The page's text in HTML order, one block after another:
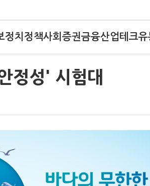
정치 정책사회 증권금융산업테크유
정성' 시험대